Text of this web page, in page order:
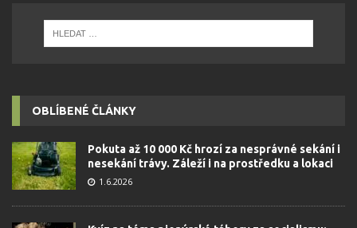
OBLÍBENÉ ČLÁNKY
Pokuta až 10 000 Kč hrozí za nesprávné sekání i
nesekání trávy. Záleží i na prostředku a lokaci
1.6.2026